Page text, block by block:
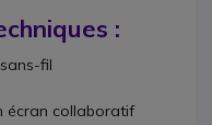
:
fil
écran collaboratif